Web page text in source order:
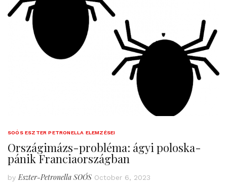
SOÓS ESZTER PETRONELLA ELEMZÉSEI
Országimázs-probléma: ágyi poloska-
pánik Franciaországban
by Eszter-Petronella SOÓS October 6, 2023